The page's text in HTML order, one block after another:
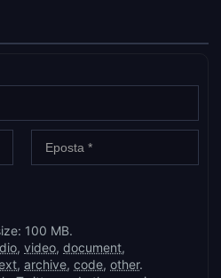
100 MB.
, video, document,
, archive, code, other.